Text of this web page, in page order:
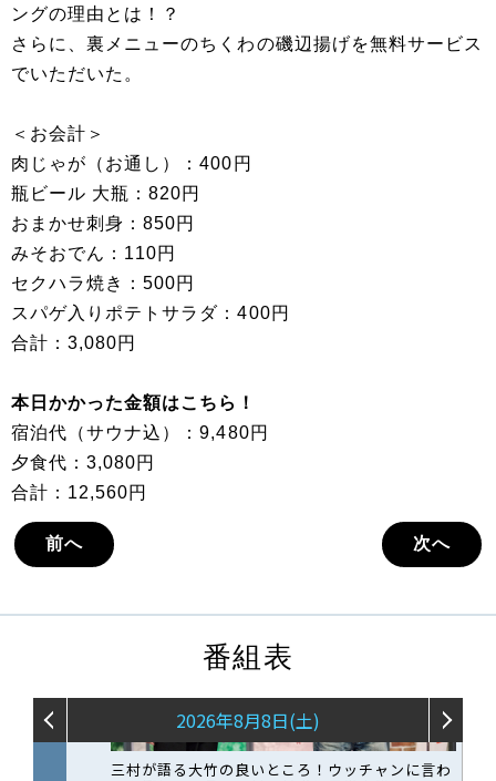
ングの理由とは！？
さらに、裏メニューのちくわの磯辺揚げを無料サービス
でいただいた。
＜お会計＞
肉じゃが（お通し）：400円
瓶ビール 大瓶：820円
おまかせ刺身：850円
みそおでん：110円
セクハラ焼き：500円
スパゲ入りポテトサラダ：400円
合計：3,080円
本日かかった金額はこちら！
宿泊代（サウナ込）：9,480円
夕食代：3,080円
合計：12,560円
前へ 次へ
番組表